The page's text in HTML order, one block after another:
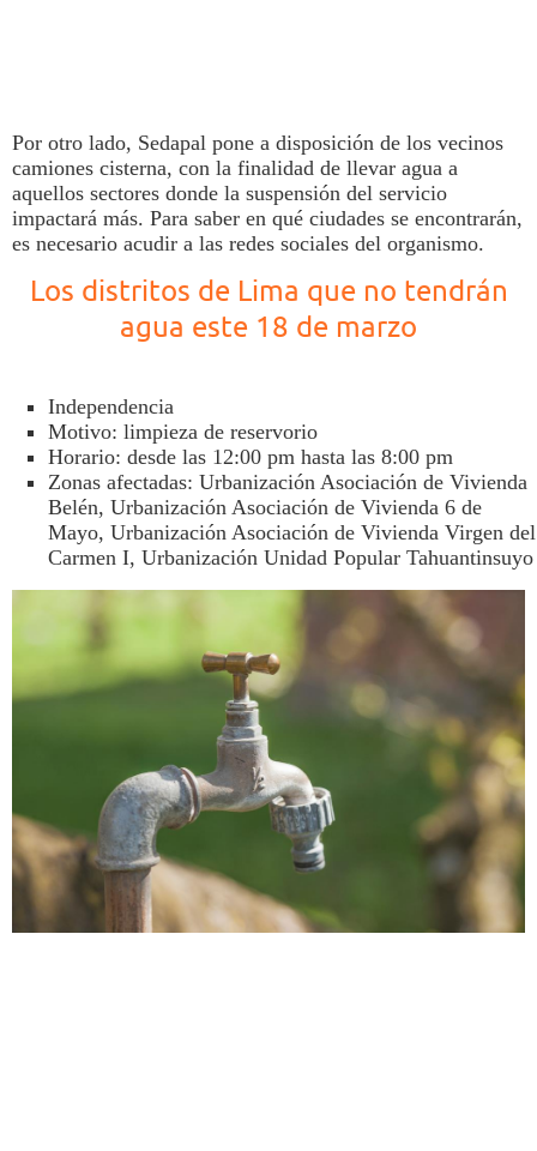
Por otro lado, Sedapal pone a disposición de los vecinos
camiones cisterna, con la finalidad de llevar agua a
aquellos sectores donde la suspensión del servicio
impactará más. Para saber en qué ciudades se encontrarán,
es necesario acudir a las redes sociales del organismo.
Los distritos de Lima que no tendrán
agua este 18 de marzo
Independencia
Motivo: limpieza de reservorio
Horario: desde las 12:00 pm hasta las 8:00 pm
Zonas afectadas: Urbanización Asociación de Vivienda
Belén, Urbanización Asociación de Vivienda 6 de
Mayo, Urbanización Asociación de Vivienda Virgen del
Carmen I, Urbanización Unidad Popular Tahuantinsuyo